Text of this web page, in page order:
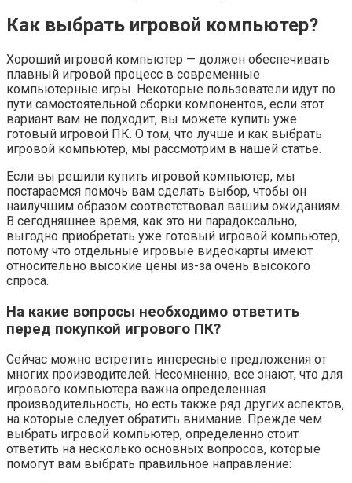
Как выбрать игровой компьютер?
Хороший игровой компьютер — должен обеспечивать
плавный игровой процесс в современные
компьютерные игры. Некоторые пользователи идут по
пути самостоятельной сборки компонентов, если этот
вариант вам не подходит, вы можете купить уже
готовый игровой ПК. О том, что лучше и как выбрать
игровой компьютер, мы рассмотрим в нашей статье.
Если вы решили купить игровой компьютер, мы
постараемся помочь вам сделать выбор, чтобы он
наилучшим образом соответствовал вашим ожиданиям.
В сегодняшнее время, как это ни парадоксально,
выгодно приобретать уже готовый игровой компьютер,
потому что отдельные игровые видеокарты имеют
относительно высокие цены из-за очень высокого
спроса.
На какие вопросы необходимо ответить
перед покупкой игрового ПК?
Сейчас можно встретить интересные предложения от
многих производителей. Несомненно, все знают, что для
игрового компьютера важна определенная
производительность, но есть также ряд других аспектов,
на которые следует обратить внимание. Прежде чем
выбрать игровой компьютер, определенно стоит
ответить на несколько основных вопросов, которые
помогут вам выбрать правильное направление: